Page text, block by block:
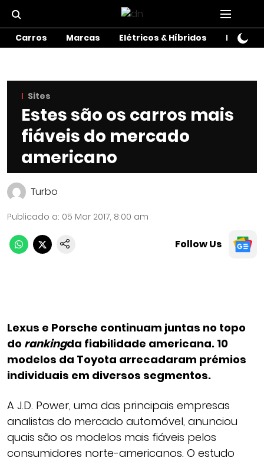
Carros Marcas Elétricos & Híbridos Motos
Sites
Estes são os carros mais
fiáveis do mercado
americano
Turbo
Publicado a: 05 Mar 2017, 8:00 am
Follow Us
Lexus e Porsche continuam juntas no topo
do rankingda fiabilidade americana. 10
modelos da Toyota arrecadaram prémios
individuais em diversos segmentos.
A J.D. Power, uma das principais empresas
analistas do mercado automóvel, anunciou
quais são os modelos mais fiáveis pelos
consumidores norte-americanos. O estudo